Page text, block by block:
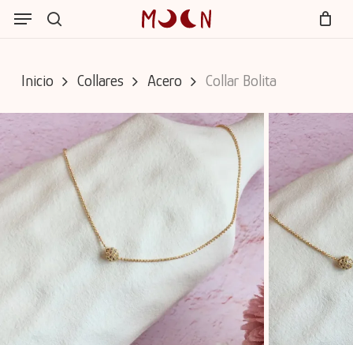
Menu
Inicio Collares Acero Collar Bolita
Menu